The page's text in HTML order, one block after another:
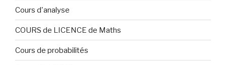
Cours d'analyse
COURS de LICENCE de Maths
Cours de probabilités